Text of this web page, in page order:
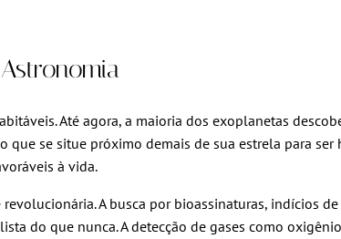
Até agora, a maioria dos exoplanetas
se situe próximo demais de sua estrela para
à vida.
A busca por bioassinaturas, indícios
do que nunca. A detecção de gases como